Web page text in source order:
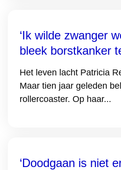
‘Ik wilde zwanger
bleek borstkanker
Het leven lacht Patricia
Maar tien jaar geleden
rollercoaster. Op haar...
‘Doodgaan is niet